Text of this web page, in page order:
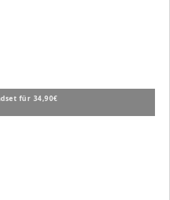
für 34,90€